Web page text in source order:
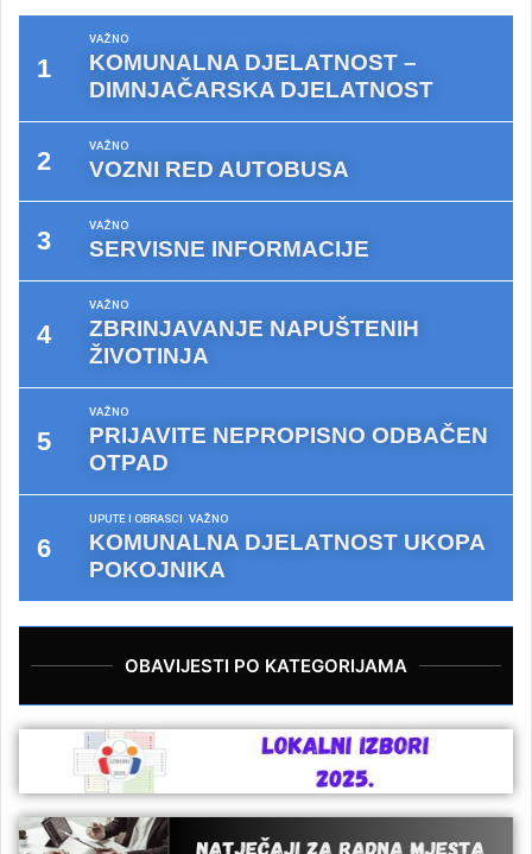
VAŽNO
KOMUNALNA DJELATNOST –
DIMNJAČARSKA DJELATNOST
VAŽNO
VOZNI RED AUTOBUSA
VAŽNO
SERVISNE INFORMACIJE
VAŽNO
ZBRINJAVANJE NAPUŠTENIH
ŽIVOTINJA
VAŽNO
PRIJAVITE NEPROPISNO ODBAČEN
OTPAD
UPUTE I OBRASCI VAŽNO
KOMUNALNA DJELATNOST UKOPA
POKOJNIKA
OBAVIJESTI PO KATEGORIJAMA